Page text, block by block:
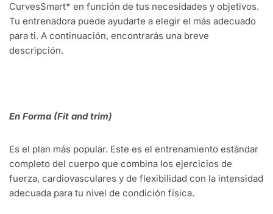
CurvesSmart* en función de tus necesidades y objetivos.
Tu entrenadora puede ayudarte a elegir el más adecuado
para ti. A continuación, encontrarás una breve
descripción.
En Forma (Fit and trim)
Es el plan más popular. Este es el entrenamiento estándar
completo del cuerpo que combina los ejercicios de
fuerza, cardiovasculares y de flexibilidad con la intensidad
adecuada para tu nivel de condición física.